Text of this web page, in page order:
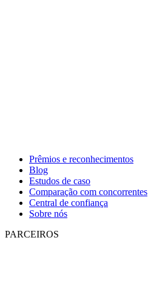
Prêmios e reconhecimentos
Blog
Estudos de caso
Comparação com concorrentes
Central de confiança
Sobre nós
PARCEIROS